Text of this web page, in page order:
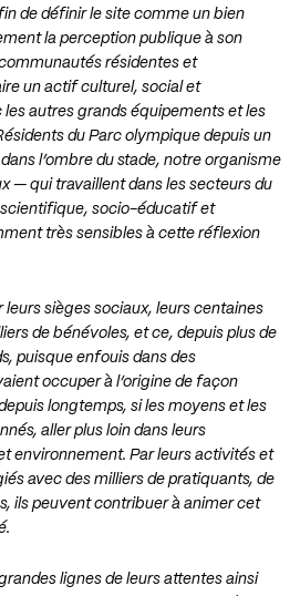
de définir le site comme un bien
la perception publique à son
résidentes et
un actif culturel, social et
autres grands équipements et les
du Parc olympique depuis un
l’ombre du stade, notre organisme
— qui travaillent dans les secteurs du
scientifique, socio-éducatif et
très sensibles à cette réflexion
leurs sièges sociaux, leurs centaines
de bénévoles, et ce, depuis plus de
puisque enfouis dans des
occuper à l’origine de façon
longtemps, si les moyens et les
aller plus loin dans leurs
environnement. Par leurs activités et
avec des milliers de pratiquants, de
ils peuvent contribuer à animer cet
lignes de leurs attentes ainsi